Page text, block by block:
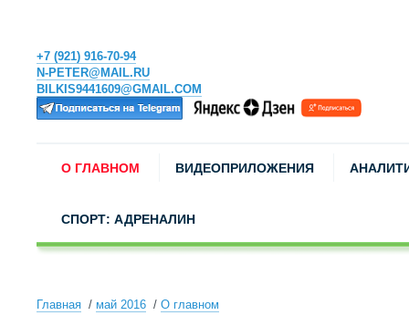
+7 (921) 916-70-94
N-PETER@MAIL.RU
BILKIS9441609@GMAIL.COM
О ГЛАВНОМ ВИДЕОПРИЛОЖЕНИЯ
СПОРТ: АДРЕНАЛИН
Главная май 2016 О главном